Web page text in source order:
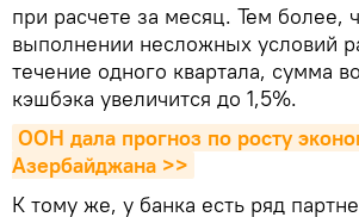
при расчете за месяц. Тем более,
выполнении несложных условий
течение одного квартала, сумма
кэшбэка увеличится до 1,5%.
ООН дала прогноз по росту
Азербайджана >>
К тому же, у банка есть ряд